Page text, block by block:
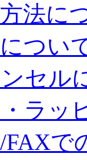
法に
つい
セル
ラッ
FAXで